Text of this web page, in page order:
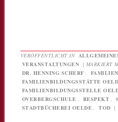
VERÖFFENTLICHT IN
VERANSTALTUNGEN | MARKIERT
DR. HENNING SCHERF
FAMILIENBILDUNGSSTÄTTE
FAMILIENBILDUNGSSTELLE
OVERBERGSCHULE
RESPEKT
STADTBÜCHEREI OELDE
TOD |